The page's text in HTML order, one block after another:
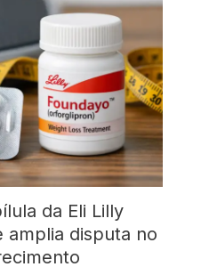
da Eli Lilly
amplia disputa no